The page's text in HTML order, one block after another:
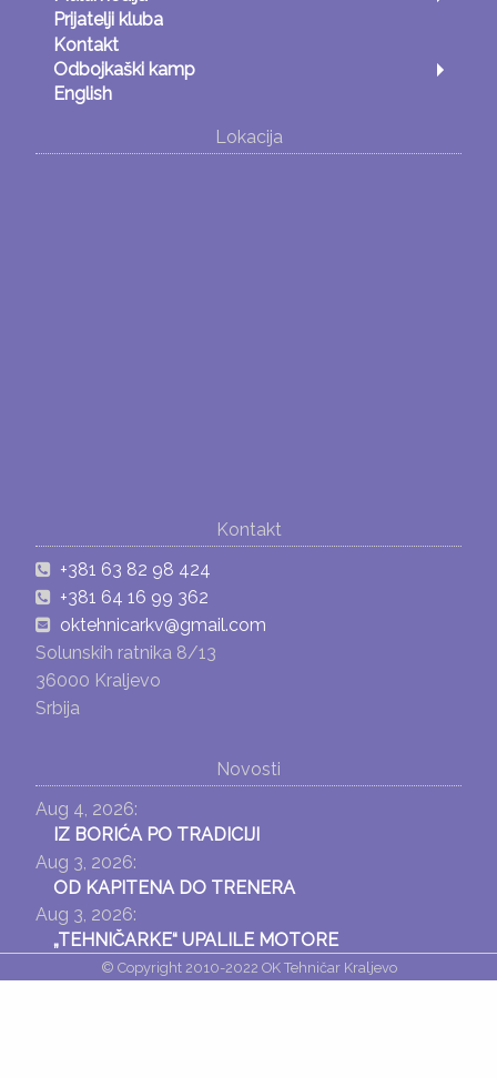
Prijatelji kluba
Kontakt
Odbojkaški kamp
English
Lokacija
Kontakt
+381 63 82 98 424
+381 64 16 99 362
oktehnicarkv@gmail.com
Solunskih ratnika 8/13
36000 Kraljevo
Srbija
Novosti
Aug 4, 2026:
IZ BORIĆA PO TRADICIJI
Aug 3, 2026:
OD KAPITENA DO TRENERA
Aug 3, 2026:
„TEHNIČARKE“ UPALILE MOTORE
© Copyright 2010-2022 OK Tehničar Kraljevo